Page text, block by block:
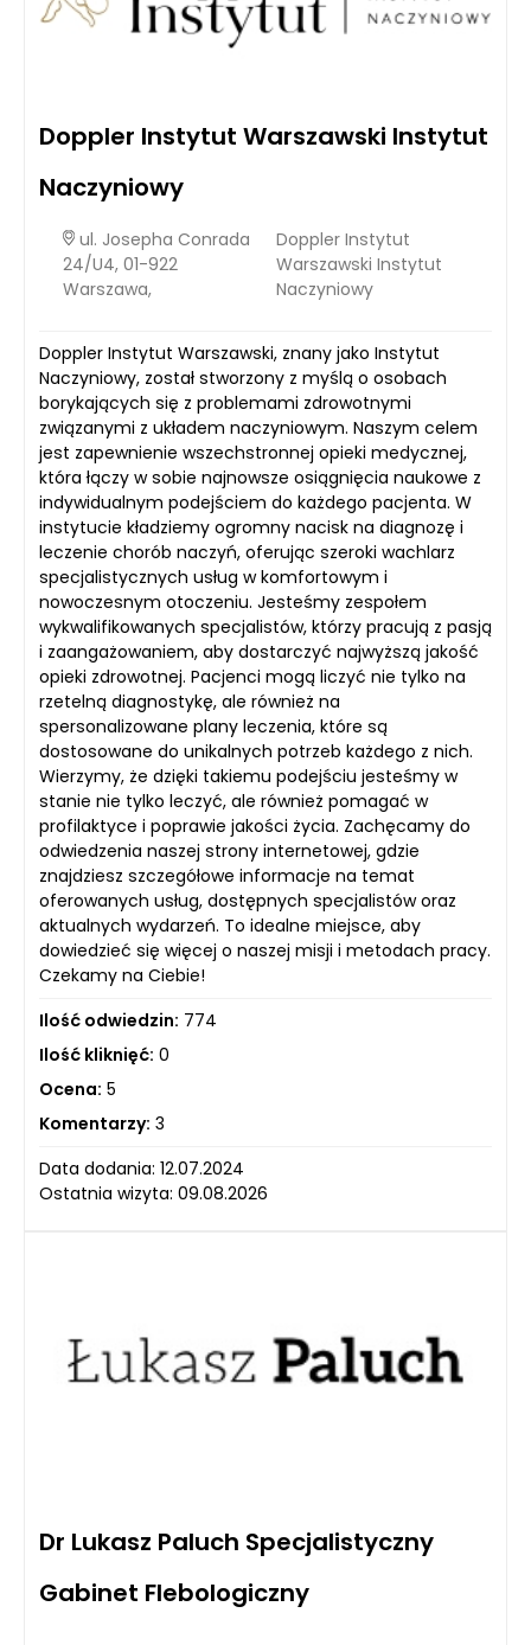
Doppler Instytut Warszawski Instytut
Naczyniowy
ul. Josepha Conrada
24/U4, 01-922
Warszawa,
Doppler Instytut
Warszawski Instytut
Naczyniowy
Doppler Instytut Warszawski, znany jako Instytut
Naczyniowy, został stworzony z myślą o osobach
borykających się z problemami zdrowotnymi
związanymi z układem naczyniowym. Naszym celem
jest zapewnienie wszechstronnej opieki medycznej,
która łączy w sobie najnowsze osiągnięcia naukowe z
indywidualnym podejściem do każdego pacjenta. W
instytucie kładziemy ogromny nacisk na diagnozę i
leczenie chorób naczyń, oferując szeroki wachlarz
specjalistycznych usług w komfortowym i
nowoczesnym otoczeniu. Jesteśmy zespołem
wykwalifikowanych specjalistów, którzy pracują z pasją
i zaangażowaniem, aby dostarczyć najwyższą jakość
opieki zdrowotnej. Pacjenci mogą liczyć nie tylko na
rzetelną diagnostykę, ale również na
spersonalizowane plany leczenia, które są
dostosowane do unikalnych potrzeb każdego z nich.
Wierzymy, że dzięki takiemu podejściu jesteśmy w
stanie nie tylko leczyć, ale również pomagać w
profilaktyce i poprawie jakości życia. Zachęcamy do
odwiedzenia naszej strony internetowej, gdzie
znajdziesz szczegółowe informacje na temat
oferowanych usług, dostępnych specjalistów oraz
aktualnych wydarzeń. To idealne miejsce, aby
dowiedzieć się więcej o naszej misji i metodach pracy.
Czekamy na Ciebie!
Ilość odwiedzin: 774
Ilość kliknięć: 0
Ocena: 5
Komentarzy: 3
Data dodania: 12.07.2024
Ostatnia wizyta: 09.08.2026
Dr Lukasz Paluch Specjalistyczny
Gabinet Flebologiczny